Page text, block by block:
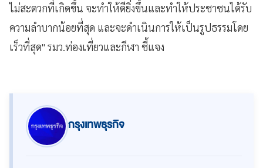
ไม่สะดวกที่เกิดขึ้น จะทำให้ดียิ่งขึ้นและทำให้ประชาชนได้รับ
ความลำบากน้อยที่สุด และจะดำเนินการให้เป็นรูปธรรมโดย
เร็วที่สุด" รมว.ท่องเที่ยวและกีฬา ชี้แจง
กรุงเทพธุรกิจ